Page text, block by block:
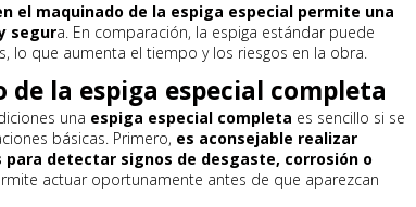
el maquinado de la espiga especial permite una
segura. En comparación, la espiga estándar puede
lo que aumenta el tiempo y los riesgos en la obra.
la espiga especial completa
una espiga especial completa es sencillo si se
básicas. Primero, es aconsejable realizar
para detectar signos de desgaste, corrosión o
actuar oportunamente antes de que aparezcan